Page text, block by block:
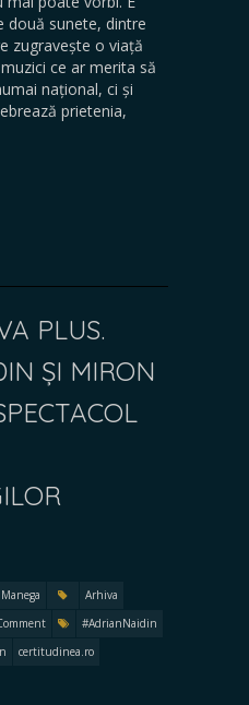
două sunete, dintre
zugravește o viață
ce ar merita să
național, ci și
prietenia,
PLUS.
ȘI MIRON
Arhiva
#AdrianNaidin
certitudinea.ro